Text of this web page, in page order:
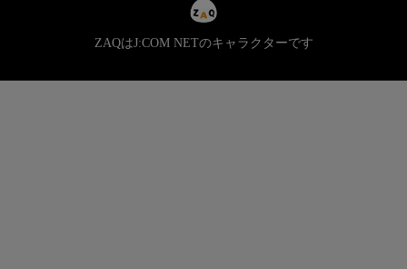
ZAQはJ:COM NETのキャラクターです